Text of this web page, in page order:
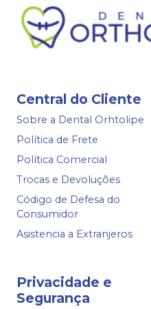
Central do Cliente
Sobre a Dental Orhtolipe
Política de Frete
Política Comercial
Trocas e Devoluções
Código de Defesa do
Consumidor
Asistencia a Extranjeros
Privacidade e
Segurança